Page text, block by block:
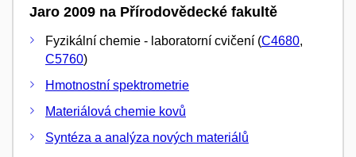
Jaro 2009 na Přírodovědecké fakultě
Fyzikální chemie - laboratorní cvičení (C4680,
C5760)
Hmotnostní spektrometrie
Materiálová chemie kovů
Syntéza a analýza nových materiálů